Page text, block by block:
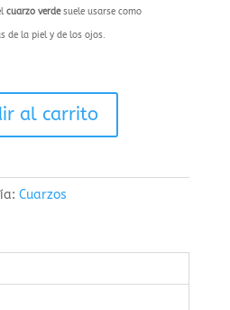
cuarzo verdesuele usarse como
de la piel y de los ojos.
al carrito
Cuarzos